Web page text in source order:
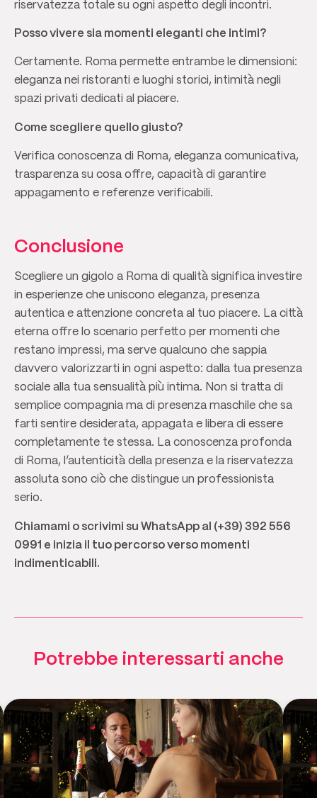
riservatezza totale su ogni aspetto degli incontri.
Posso vivere sia momenti eleganti che intimi?
Certamente. Roma permette entrambe le dimensioni:
eleganza nei ristoranti e luoghi storici, intimità negli
spazi privati dedicati al piacere.
Come scegliere quello giusto?
Verifica conoscenza di Roma, eleganza comunicativa,
trasparenza su cosa offre, capacità di garantire
appagamento e referenze verificabili.
Conclusione
Scegliere un gigolo a Roma di qualità significa investire
in esperienze che uniscono eleganza, presenza
autentica e attenzione concreta al tuo piacere. La città
eterna offre lo scenario perfetto per momenti che
restano impressi, ma serve qualcuno che sappia
davvero valorizzarti in ogni aspetto: dalla tua presenza
sociale alla tua sensualità più intima. Non si tratta di
semplice compagnia ma di presenza maschile che sa
farti sentire desiderata, appagata e libera di essere
completamente te stessa. La conoscenza profonda
di Roma, l’autenticità della presenza e la riservatezza
assoluta sono ciò che distingue un professionista
serio.
Chiamami o scrivimi su WhatsApp al (+39) 392 556
0991 e inizia il tuo percorso verso momenti
indimenticabili.
Potrebbe interessarti anche